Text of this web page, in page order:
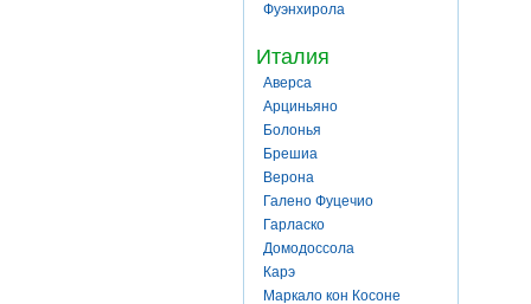
Фуэнхирола
Италия
Аверса
Арциньяно
Болонья
Брешиа
Верона
Галено Фуцечио
Гарласко
Домодоссола
Карэ
Маркало кон Косоне